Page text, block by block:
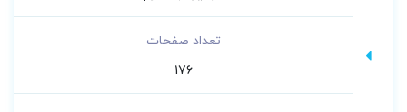
تعداد صفحات
176